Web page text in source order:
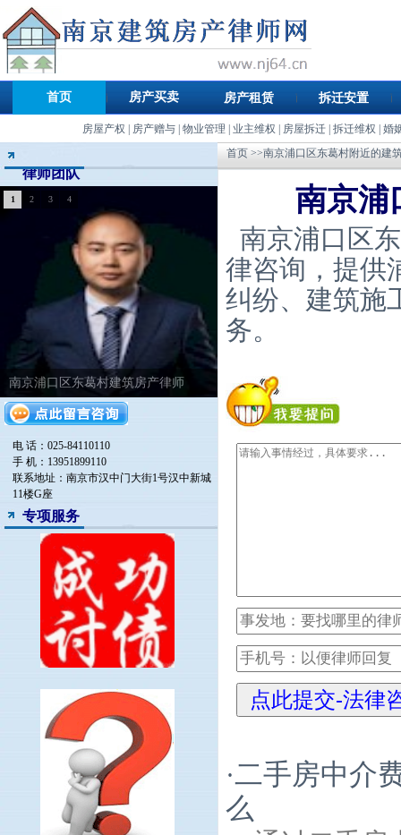
首页 房产买卖 房产租赁 拆迁安置
房屋产权 房产赠与| 物业管理 业主维权 房屋拆迁| 拆迁维权 婚
律师团队
南京浦口区东葛村建筑房产律师
1 2 3 4
电 话：025-84110110
手 机：13951899110
联系地址：南京市汉中门大街1号汉中新城
11楼G座
专项服务
首页 >>南京浦口区东葛村附近的建
南京浦
南京浦口区
律咨询，提供
纠纷、建筑施
务。
·二手房中介
么